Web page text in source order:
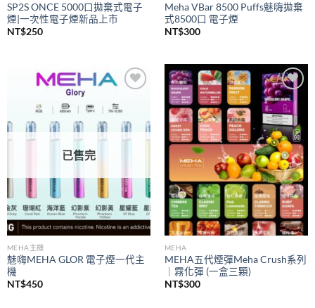
SP2S ONCE 5000口拋棄式電子
煙|一次性電子煙新品上市
NT$250
Meha VBar 8500 Puffs魅嗨拋棄
式8500口 電子煙
NT$300
wishlist
已售完
MEHA主機
魅嗨MEHA GLOR 電子煙一代主
機
NT$450
Add to
wishlist
MEHA
MEHA五代煙彈Meha Crush系列
｜霧化彈 (一盒三顆)
NT$300